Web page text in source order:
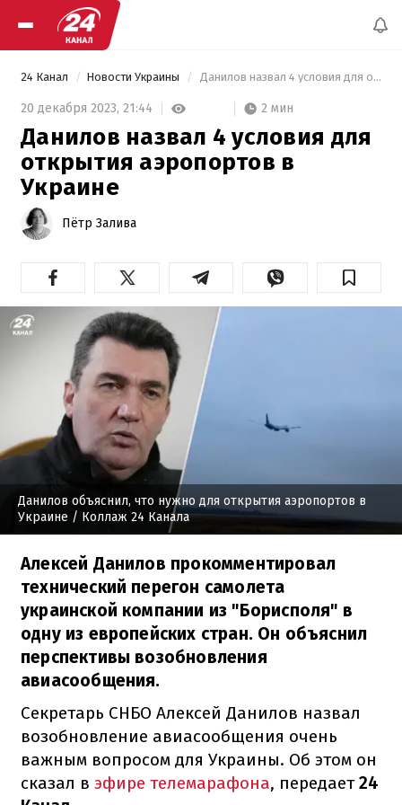
24 Канал Новости Украины Данилов назвал 4 условия для открытия аэропортов в Украине
20 декабря 2023, 21:44 2 мин
Данилов назвал 4 условия для
открытия аэропортов в
Украине
Пётр Залива
Данилов объяснил, что нужно для открытия аэропортов в
Украине / Коллаж 24 Канала
Алексей Данилов прокомментировал
технический перегон самолета
украинской компании из "Борисполя" в
одну из европейских стран. Он объяснил
перспективы возобновления
авиасообщения.
Секретарь СНБО Алексей Данилов назвал
возобновление авиасообщения очень
важным вопросом для Украины. Об этом он
сказал в эфире телемарафона, передает24